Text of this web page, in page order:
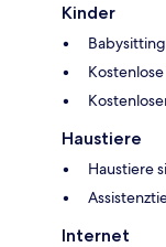
Kinder
Haustiere
Haustiere
Internet